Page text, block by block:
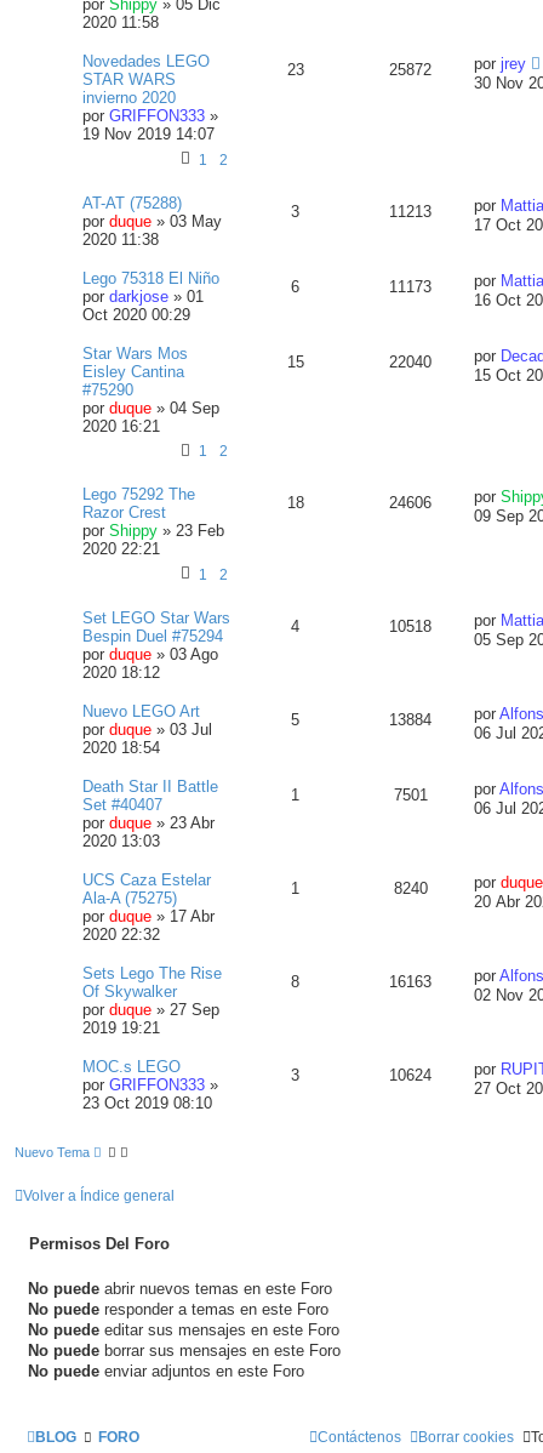
por Shippy » 05 Dic
2020 11:58
Novedades LEGO
STAR WARS
invierno 2020
por GRIFFON333 »
19 Nov 2019 14:07
1 2
23 25872 por jrey
30 Nov
AT-AT (75288)
por duque » 03 May
2020 11:38
3 11213 por
17 Oct
Lego 75318 El Niño
por darkjose » 01
Oct 2020 00:29
6 11173 por
16 Oct
Star Wars Mos
Eisley Cantina
#75290
por duque » 04 Sep
2020 16:21
1 2
15 22040 por
15 Oct
Lego 75292 The
Razor Crest
por Shippy » 23 Feb
2020 22:21
1 2
18 24606 por
09 Sep
Set LEGO Star Wars
Bespin Duel #75294
por duque » 03 Ago
2020 18:12
4 10518 por
05 Sep
Nuevo LEGO Art
por duque » 03 Jul
2020 18:54
5 13884 por
06 Jul
Death Star II Battle
Set #40407
por duque » 23 Abr
2020 13:03
1 7501 por
06 Jul
UCS Caza Estelar
Ala-A (75275)
por duque » 17 Abr
2020 22:32
1 8240 por duque
20 Abr
Sets Lego The Rise
Of Skywalker
por duque » 27 Sep
2019 19:21
8 16163 por
02 Nov
MOC.s LEGO
por GRIFFON333 »
23 Oct 2019 08:10
3 10624 por
27 Oct
Nuevo Tema
Volver a Índice general
Permisos Del Foro
No puede abrir nuevos temas en este Foro
No puede responder a temas en este Foro
No puede editar sus mensajes en este Foro
No puede borrar sus mensajes en este Foro
No puede enviar adjuntos en este Foro
BLOG FORO Borrar cookies
Contáctenos